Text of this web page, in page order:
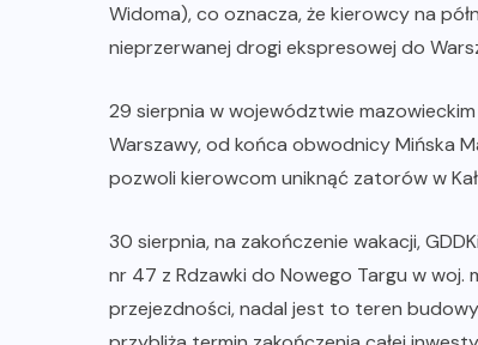
Widoma), co oznacza, że kierowcy na
nieprzerwanej drogi ekspresowej do
29 sierpnia w województwie
Warszawy, od końca obwodnicy Mińska
pozwoli kierowcom uniknąć zatorów w
30 sierpnia, na zakończenie wakacji,
nr 47 z Rdzawki do Nowego Targu w woj.
przejezdności, nadal jest to teren